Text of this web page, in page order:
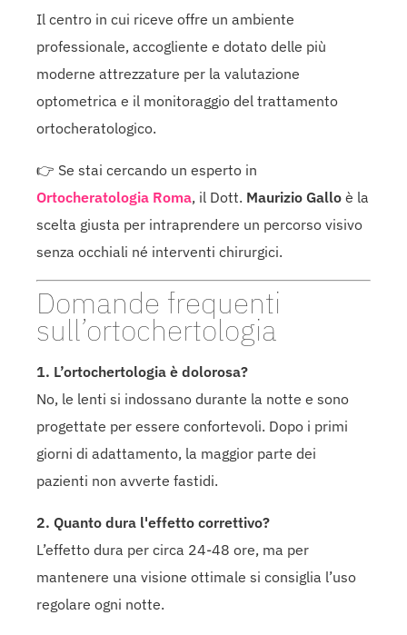
Il centro in cui riceve offre un ambiente
professionale, accogliente e dotato delle più
moderne attrezzature per la valutazione
optometrica e il monitoraggio del trattamento
ortocheratologico.
👉 Se stai cercando un esperto in
Ortocheratologia Roma, il Dott. Maurizio Gallo è la
scelta giusta per intraprendere un percorso visivo
senza occhiali né interventi chirurgici.
Domande frequenti
sull’ortochertologia
1. L’ortochertologia è dolorosa?
No, le lenti si indossano durante la notte e sono
progettate per essere confortevoli. Dopo i primi
giorni di adattamento, la maggior parte dei
pazienti non avverte fastidi.
2. Quanto dura l'effetto correttivo?
L’effetto dura per circa 24-48 ore, ma per
mantenere una visione ottimale si consiglia l’uso
regolare ogni notte.